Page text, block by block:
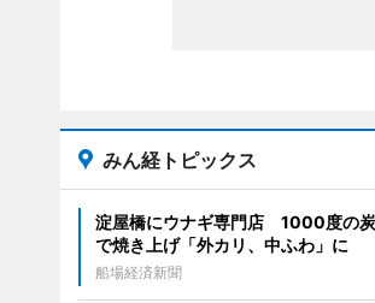
みん経トピックス
淀屋橋にウナギ専門店 1000度の
で焼き上げ「外カリ、中ふわ」に
船場経済新聞